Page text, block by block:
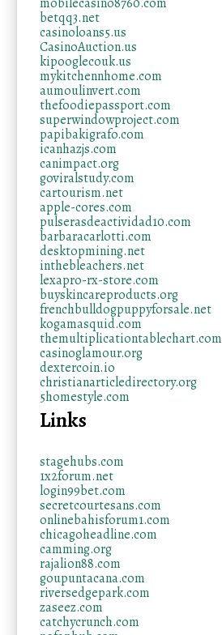
betqq3.net
casinoloans5.us
CasinoAuction.us
kipooglecouk.us
mykitchennhome.com
aumoulinvert.com
thefoodiepassport.com
superwindowproject.com
papibakigrafo.com
icanhazjs.com
canimpact.org
goviralstudy.com
cartourism.net
apple-cores.com
pulserasdeactividad10.com
barbaracarlotti.com
desktopmining.net
inthebleachers.net
lexapro-rx-store.com
buyskincareproducts.org
frenchbulldogpuppyforsale.net
kogamasquid.com
themultiplicationtablechart.com
casinoglamour.org
dextercoin.io
christianarticledirectory.org
5homestyle.com
Links
stagehubs.com
1x2forum.net
login99bet.com
secretcourtesans.com
onlinebahisforum1.com
chicagoheadline.com
camming.org
rajalion88.com
goupuntacana.com
riversedgepark.com
zaseez.com
catchycrunch.com